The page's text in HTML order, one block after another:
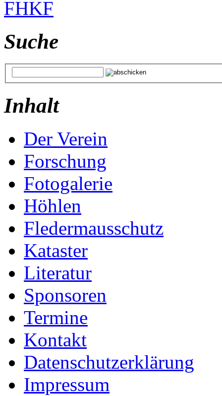
FHKF
Suche
Inhalt
Der Verein
Forschung
Fotogalerie
Höhlen
Fledermausschutz
Kataster
Literatur
Sponsoren
Termine
Kontakt
Datenschutzerklärung
Impressum